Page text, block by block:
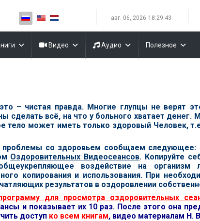
Выберите язык
авг. 06, 2026 18:29:44
Видео Аудио Полезное
– чистая правда. Многие глупцы не верят
всё, на что у больного хватает денег.
тело может иметь только здоровый Человек,
со здоровьем сообщаем следующее:
Оздоровительных Видеосеансов. Копируйте
воздействие на организм
копирования и использования. При
результатов в оздоровлении
для просмотра оздоровительных
и показывает их 10 раз. После этого она
доступ ко всем книгам, видео материалам Н.